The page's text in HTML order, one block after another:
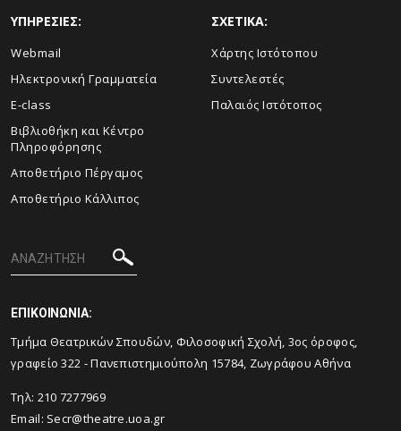
ΥΠΗΡΕΣΙΕΣ:
Webmail
Ηλεκτρονική Γραμματεία
E-class
Βιβλιοθήκη και Κέντρο
Πληροφόρησης
Aποθετήριο Πέργαμος
Αποθετήριο Κάλλιπος
ΣΧΕΤΙΚΑ:
Xάρτης Ιστότοπου
Συντελεστές
Παλαιός Ιστότοπος
ΕΠΙΚΟΙΝΩΝΙΑ:
Tμήμα Θεατρικών Σπουδών, Φιλοσοφική Σχολή, 3ος όροφος,
γραφείο 322 - Πανεπιστημιούπολη 15784, Ζωγράφου Αθήνα
Τηλ: 210 7277969
Email: Secr@theatre.uoa.gr